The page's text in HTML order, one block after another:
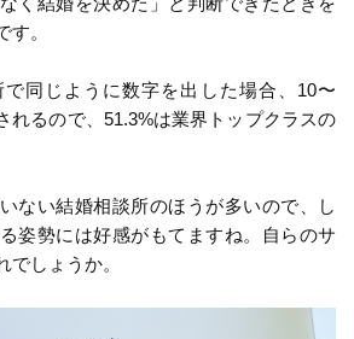
す。
同じように数字を出した場合、10〜
れるので、51.3%は業界トップクラスの
ない結婚相談所のほうが多いので、し
姿勢には好感がもてますね。自らのサ
でしょうか。